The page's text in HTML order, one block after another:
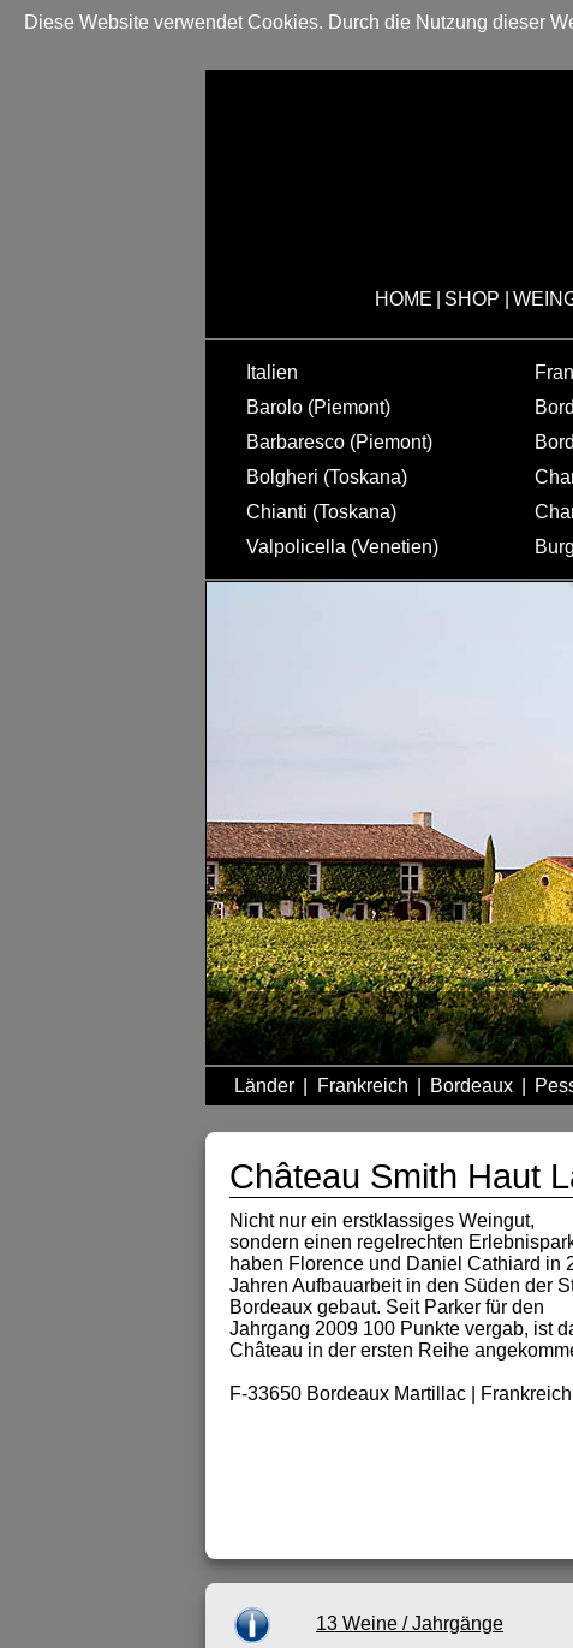
Diese Website verwendet Cookies. Durch die Nutzung dieser
HOME SHOP
Italien
Barolo (Piemont)
Barbaresco (Piemont)
Bolgheri (Toskana)
Chianti (Toskana)
Valpolicella (Venetien)
Länder Frankreich Bordeaux
Château Smith Haut
Nicht nur ein erstklassiges Weingut,
sondern einen regelrechten
haben Florence und Daniel Cathiard in
Jahren Aufbauarbeit in den Süden der
Bordeaux gebaut. Seit Parker für den
Jahrgang 2009 100 Punkte vergab, ist
Château in der ersten Reihe
F-33650 Bordeaux Martillac | Frankreich |
13 Weine / Jahrgänge